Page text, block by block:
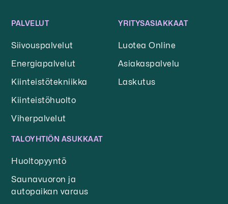
PALVELUT
Siivouspalvelut
Energiapalvelut
Kiinteistötekniikka
Kiinteistöhuolto
Viherpalvelut
YRITYSASIAKKAAT
Luotea Online
Asiakaspalvelu
Laskutus
TALOYHTIÖN ASUKKAAT
Huoltopyyntö
Saunavuoron ja
autopaikan varaus